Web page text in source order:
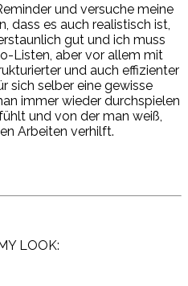
und versuche meine
dass es auch realistisch ist,
gut und ich muss
L isten, aber vor allem mit
und auch effizienter
sich selber eine gewisse
immer wieder durchspielen
und von der man weiß,
Arbeiten verhilft.
LOOK: